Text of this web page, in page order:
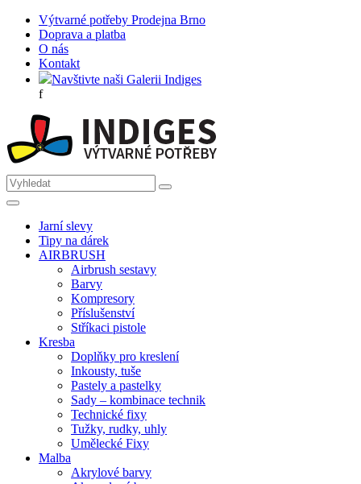
Výtvarné potřeby Prodejna Brno
Doprava a platba
O nás
Kontakt
Navštivte naši Galerii Indiges
f
Jarní slevy
Tipy na dárek
AIRBRUSH
Airbrush sestavy
Barvy
Kompresory
Příslušenství
Stříkaci pistole
Kresba
Doplňky pro kreslení
Inkousty, tuše
Pastely a pastelky
Sady – kombinace technik
Technické fixy
Tužky, rudky, uhly
Umělecké Fixy
Malba
Akrylové barvy